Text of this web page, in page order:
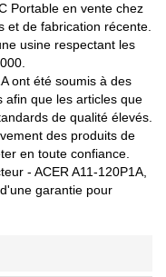
Portable en vente chez
et de fabrication récente.
usine respectant les
ont été soumis à des
afin que les articles que
de qualité élevés.
des produits de
en toute confiance.
- ACER A11-120P1A,
garantie pour